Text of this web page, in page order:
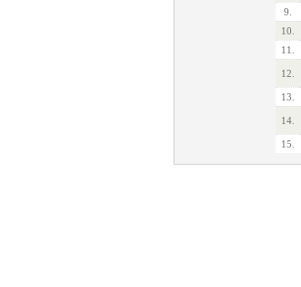
9.
10.
11.
12.
13.
14.
15.